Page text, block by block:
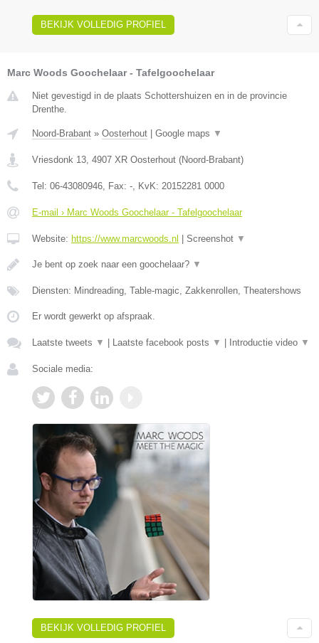
BEKIJK VOLLEDIG PROFIEL
Marc Woods Goochelaar - Tafelgoochelaar
Niet gevestigd in de plaats Schottershuizen en in de provincie
Drenthe.
Noord-Brabant » Oosterhout Google maps ▼
Vriesdonk 13 4907 XR Oosterhout (Noord-Brabant)
Tel: 06-43080946 , Fax: - , KvK: 20152281 0000
E-mail › Marc Woods Goochelaar - Tafelgoochelaar
Website: https://www.marcwoods.nl Screenshot ▼
Je bent op zoek naar een goochelaar? ▼
Diensten: Mindreading, Table-magic, Zakkenrollen, Theatershows
Er wordt gewerkt op afspraak.
Laatste tweets ▼ Laatste facebook posts ▼ Introductie video ▼
Sociale media:
BEKIJK VOLLEDIG PROFIEL